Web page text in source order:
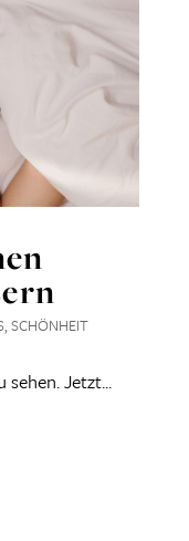
, SCHÖNHEIT
Jetzt...